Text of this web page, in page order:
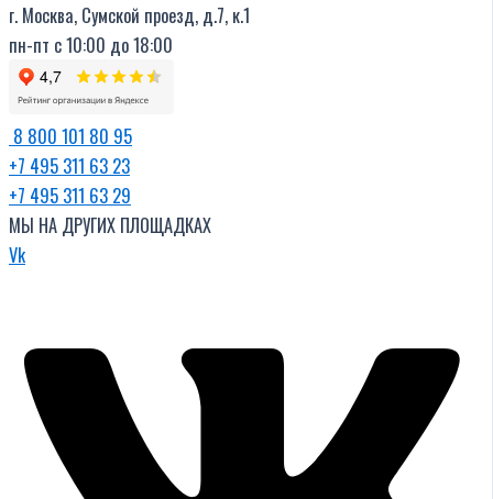
г. Москва, Сумской проезд, д.7, к.1
пн-пт с 10:00 до 18:00
8 800 101 80 95
+7 495 311 63 23
+7 495 311 63 29
МЫ НА ДРУГИХ ПЛОЩАДКАХ
Vk